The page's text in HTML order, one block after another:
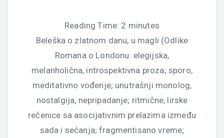
Reading Time: 2 minutes
Beleška o zlatnom danu, u magli (Odlike
Romana o Londonu: elegijska,
melanholična, introspektivna proza; sporo,
meditativno vođenje; unutrašnji monolog,
nostalgija, nepripadanje; ritmične, lirske
rečenice sa asocijativnim prelazima između
sada i sećanja; fragmentisano vreme;